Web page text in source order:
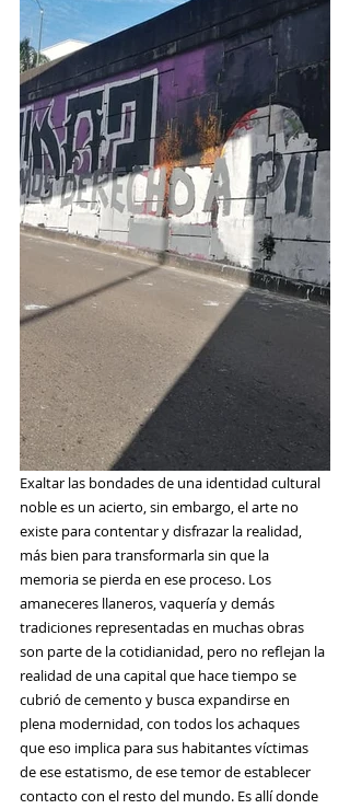
Exaltar las bondades de una identidad cultural
noble es un acierto, sin embargo, el arte no
existe para contentar y disfrazar la realidad,
más bien para transformarla sin que la
memoria se pierda en ese proceso. Los
amaneceres llaneros, vaquería y demás
tradiciones representadas en muchas obras
son parte de la cotidianidad, pero no reflejan la
realidad de una capital que hace tiempo se
cubrió de cemento y busca expandirse en
plena modernidad, con todos los achaques
que eso implica para sus habitantes víctimas
de ese estatismo, de ese temor de establecer
contacto con el resto del mundo. Es allí donde